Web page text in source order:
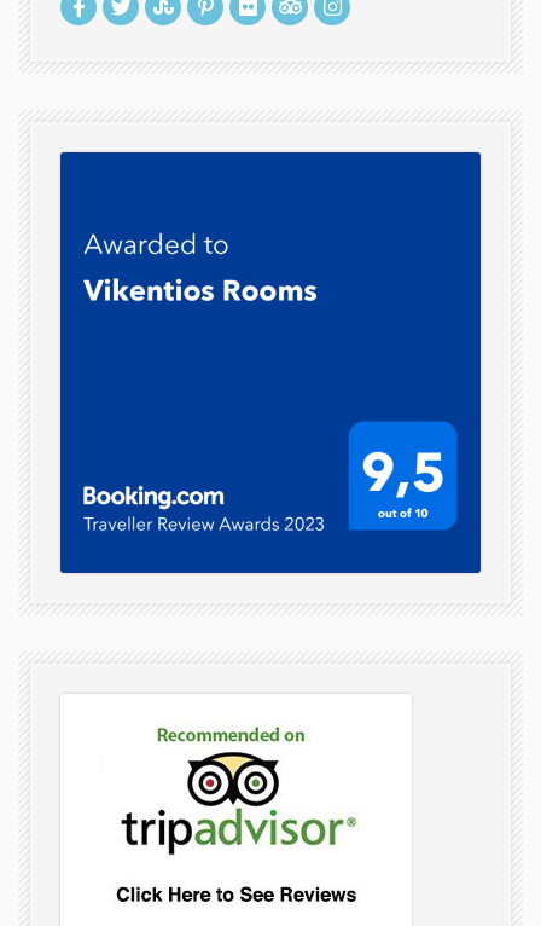
frigorifero LCD TV
Parcheggio
Veranda
Giardino
Pulizia Ogni